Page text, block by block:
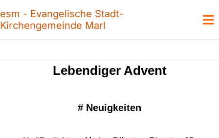
esm - Evangelische Stadt-
Kirchengemeinde Marl
Lebendiger Advent
# Neuigkeiten